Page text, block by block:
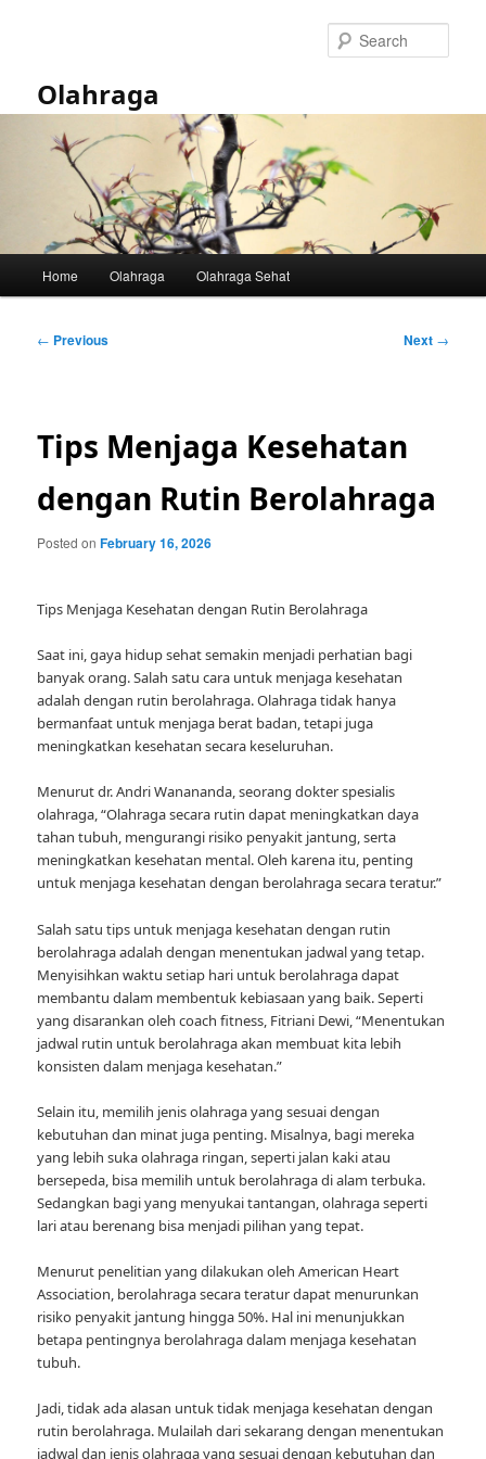
Olahraga
Home Olahraga Olahraga Sehat
Post
← Previous Next →
Tips Menjaga Kesehatan
dengan Rutin Berolahraga
Posted onFebruary 16, 2026
Tips Menjaga Kesehatan dengan Rutin Berolahraga
Saat ini, gaya hidup sehat semakin menjadi perhatian bagi
banyak orang. Salah satu cara untuk menjaga kesehatan
adalah dengan rutin berolahraga. Olahraga tidak hanya
bermanfaat untuk menjaga berat badan, tetapi juga
meningkatkan kesehatan secara keseluruhan.
Menurut dr. Andri Wanananda, seorang dokter spesialis
olahraga, “Olahraga secara rutin dapat meningkatkan daya
tahan tubuh, mengurangi risiko penyakit jantung, serta
meningkatkan kesehatan mental. Oleh karena itu, penting
untuk menjaga kesehatan dengan berolahraga secara teratur.”
Salah satu tips untuk menjaga kesehatan dengan rutin
berolahraga adalah dengan menentukan jadwal yang tetap.
Menyisihkan waktu setiap hari untuk berolahraga dapat
membantu dalam membentuk kebiasaan yang baik. Seperti
yang disarankan oleh coach fitness, Fitriani Dewi, “Menentukan
jadwal rutin untuk berolahraga akan membuat kita lebih
konsisten dalam menjaga kesehatan.”
Selain itu, memilih jenis olahraga yang sesuai dengan
kebutuhan dan minat juga penting. Misalnya, bagi mereka
yang lebih suka olahraga ringan, seperti jalan kaki atau
bersepeda, bisa memilih untuk berolahraga di alam terbuka.
Sedangkan bagi yang menyukai tantangan, olahraga seperti
lari atau berenang bisa menjadi pilihan yang tepat.
Menurut penelitian yang dilakukan oleh American Heart
Association, berolahraga secara teratur dapat menurunkan
risiko penyakit jantung hingga 50%. Hal ini menunjukkan
betapa pentingnya berolahraga dalam menjaga kesehatan
tubuh.
Jadi, tidak ada alasan untuk tidak menjaga kesehatan dengan
rutin berolahraga. Mulailah dari sekarang dengan menentukan
jadwal dan jenis olahraga yang sesuai dengan kebutuhan dan